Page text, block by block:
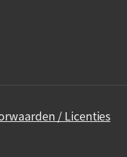
/ Licenties